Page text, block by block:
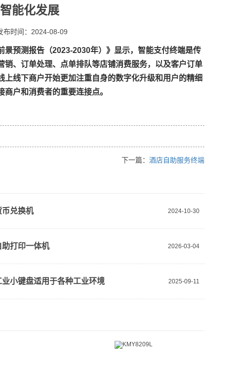
能化发展
布时间：2024-08-09
预测报告（2023-2030年）》显示，智能支付终端是传
、订单处理、点单排队等店铺消费服务，以及客户订单
线下商户开始更加注重自身的数字化升级和用户的精细
户和消费者的重要连接点。
下一篇： 酒店自助服务终端
2024-10-30
币兑换机
2026-03-04
助打印一体机
2025-09-11
业小键盘适用于各种工业环境